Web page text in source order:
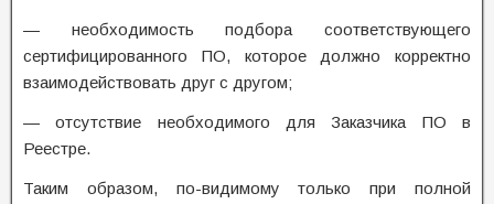
— необходимость подбора соответствующего
сертифицированного ПО, которое должно корректно
взаимодействовать друг с другом;
— отсутствие необходимого для Заказчика ПО в
Реестре.
Таким образом, по-видимому только при полной